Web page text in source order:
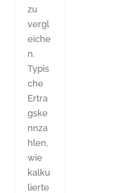
zu
vergl
eiche
n.
Typis
che
Ertra
gske
nnza
hlen,
wie
kalku
lierte